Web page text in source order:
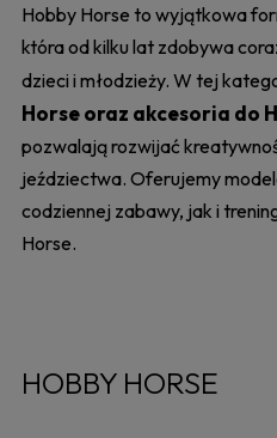
Hobby Horse to wyjątkowa
która od kilku lat zdobywa
dzieci i młodzieży. W tej
Horse oraz akcesoria do
pozwalają rozwijać
jeździectwa. Oferujemy
codziennej zabawy, jak i
Horse.
HOBBY HORSE